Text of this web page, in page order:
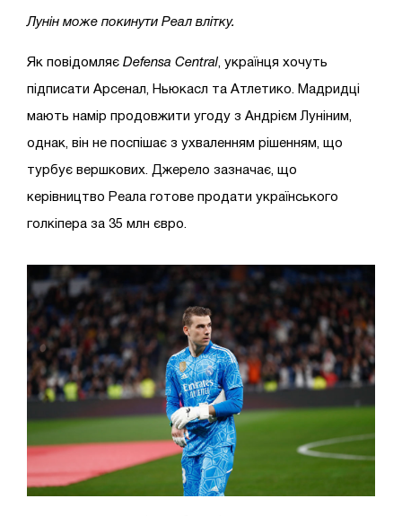
Лунін може покинути Реал влітку.
Як повідомляє Defensa Central , українця хочуть
підписати Арсенал, Ньюкасл та Атлетико. Мадридці
мають намір продовжити угоду з Андрієм Луніним,
однак, він не поспішає з ухваленням рішенням, що
турбує вершкових. Джерело зазначає, що
керівництво Реала готове продати українського
голкіпера за 35 млн євро.